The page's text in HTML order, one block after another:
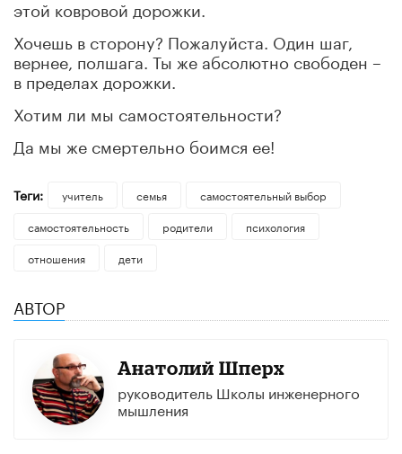
этой ковровой дорожки.
Хочешь в сторону? Пожалуйста. Один шаг,
вернее, полшага. Ты же абсолютно свободен –
в пределах дорожки.
Хотим ли мы самостоятельности?
Да мы же смертельно боимся ее!
Теги: учитель семья
самостоятельный выбор
самостоятельность
родители
психология
отношения
дети
АВТОР
Анатолий Шперх
руководитель Школы инженерного
мышления